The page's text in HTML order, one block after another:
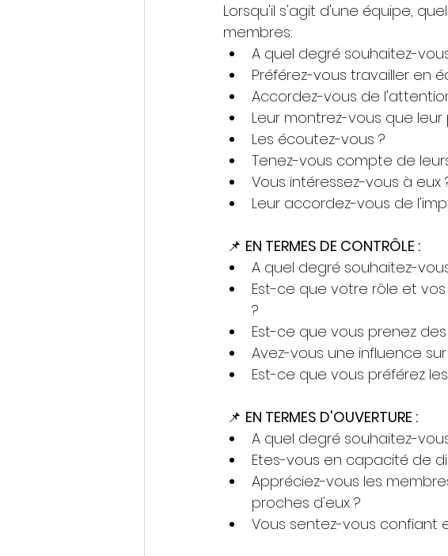
Lorsqu'il s'agit d'une équipe,
membres:
A quel degré souhaitez-vous
Préférez-vous travailler en
Accordez-vous de
Leur montrez-vous que
Les écoutez-vous ?
Tenez-vous compte de
Vous intéressez-vous à eux
Leur accordez-vous de
📌 EN TERMES DE CONTRÔLE :
A quel degré souhaitez-
Est-ce que votre rôle et
?
Est-ce que vous prenez
Avez-vous une influence
Est-ce que vous préférez
📌 EN TERMES D'OUVERTURE :
A quel degré souhaitez-vous
Etes-vous en capacité de
Appréciez-vous les
proches d'eux ?
Vous sentez-vous confiant